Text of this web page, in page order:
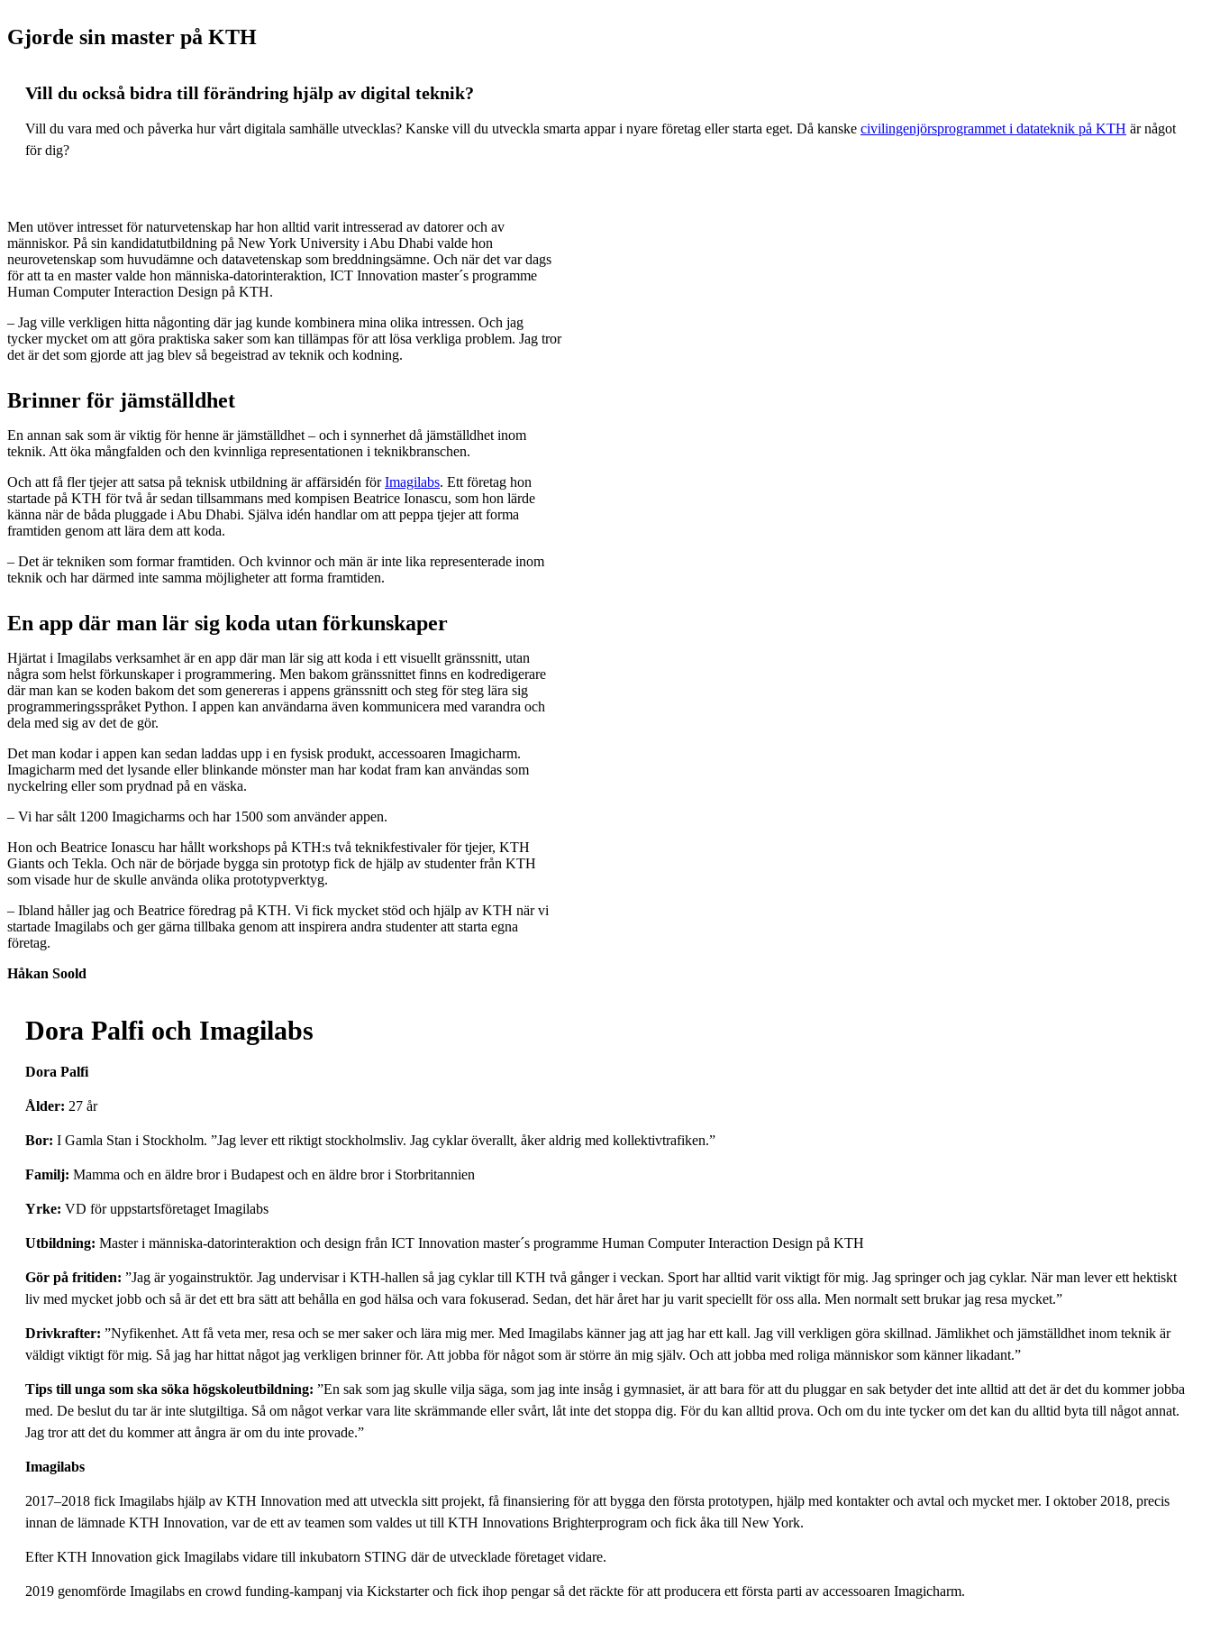
Gjorde sin master på KTH
Vill du också bidra till förändring hjälp av digital teknik?
Vill du vara med och påverka hur vårt digitala samhälle utvecklas? Kanske vill du utveckla smarta appar i nyare företag eller starta eget. Då kanske civilingenjörsprogrammet i datateknik på KTH är något
för dig?
Men utöver intresset för naturvetenskap har hon alltid varit intresserad av datorer och av
människor. På sin kandidatutbildning på New York University i Abu Dhabi valde hon
neurovetenskap som huvudämne och datavetenskap som breddningsämne. Och när det var dags
för att ta en master valde hon människa-datorinteraktion, ICT Innovation master´s programme
Human Computer Interaction Design på KTH.
– Jag ville verkligen hitta någonting där jag kunde kombinera mina olika intressen. Och jag
tycker mycket om att göra praktiska saker som kan tillämpas för att lösa verkliga problem. Jag tror
det är det som gjorde att jag blev så begeistrad av teknik och kodning.
Brinner för jämställdhet
En annan sak som är viktig för henne är jämställdhet – och i synnerhet då jämställdhet inom
teknik. Att öka mångfalden och den kvinnliga representationen i teknikbranschen.
Och att få fler tjejer att satsa på teknisk utbildning är affärsidén förImagilabs. Ett företag hon
startade på KTH för två år sedan tillsammans med kompisen Beatrice Ionascu, som hon lärde
känna när de båda pluggade i Abu Dhabi. Själva idén handlar om att peppa tjejer att forma
framtiden genom att lära dem att koda.
– Det är tekniken som formar framtiden. Och kvinnor och män är inte lika representerade inom
teknik och har därmed inte samma möjligheter att forma framtiden.
En app där man lär sig koda utan förkunskaper
Hjärtat i Imagilabs verksamhet är en app där man lär sig att koda i ett visuellt gränssnitt, utan
några som helst förkunskaper i programmering. Men bakom gränssnittet finns en kodredigerare
där man kan se koden bakom det som genereras i appens gränssnitt och steg för steg lära sig
programmeringsspråket Python. I appen kan användarna även kommunicera med varandra och
dela med sig av det de gör.
Det man kodar i appen kan sedan laddas upp i en fysisk produkt, accessoaren Imagicharm.
Imagicharm med det lysande eller blinkande mönster man har kodat fram kan användas som
nyckelring eller som prydnad på en väska.
– Vi har sålt 1200 Imagicharms och har 1500 som använder appen.
Hon och Beatrice Ionascu har hållt workshops på KTH:s två teknikfestivaler för tjejer, KTH
Giants och Tekla. Och när de började bygga sin prototyp fick de hjälp av studenter från KTH
som visade hur de skulle använda olika prototypverktyg.
– Ibland håller jag och Beatrice föredrag på KTH. Vi fick mycket stöd och hjälp av KTH när vi
startade Imagilabs och ger gärna tillbaka genom att inspirera andra studenter att starta egna
företag.
Håkan Soold
Dora Palfi och Imagilabs
Dora Palfi
Ålder: 27 år
Bor: I Gamla Stan i Stockholm. ”Jag lever ett riktigt stockholmsliv. Jag cyklar överallt, åker aldrig med kollektivtrafiken.”
Familj: Mamma och en äldre bror i Budapest och en äldre bror i Storbritannien
Yrke: VD för uppstartsföretaget Imagilabs
Utbildning: Master i människa-datorinteraktion och design från ICT Innovation master´s programme Human Computer Interaction Design på KTH
Gör på fritiden: ”Jag är yogainstruktör. Jag undervisar i KTH-hallen så jag cyklar till KTH två gånger i veckan. Sport har alltid varit viktigt för mig. Jag springer och jag cyklar. När man lever ett hektiskt
liv med mycket jobb och så är det ett bra sätt att behålla en god hälsa och vara fokuserad. Sedan, det här året har ju varit speciellt för oss alla. Men normalt sett brukar jag resa mycket.”
Drivkrafter: ”Nyfikenhet. Att få veta mer, resa och se mer saker och lära mig mer. Med Imagilabs känner jag att jag har ett kall. Jag vill verkligen göra skillnad. Jämlikhet och jämställdhet inom teknik är
väldigt viktigt för mig. Så jag har hittat något jag verkligen brinner för. Att jobba för något som är större än mig själv. Och att jobba med roliga människor som känner likadant.”
Tips till unga som ska söka högskoleutbildning: ”En sak som jag skulle vilja säga, som jag inte insåg i gymnasiet, är att bara för att du pluggar en sak betyder det inte alltid att det är det du kommer jobba
med. De beslut du tar är inte slutgiltiga. Så om något verkar vara lite skrämmande eller svårt, låt inte det stoppa dig. För du kan alltid prova. Och om du inte tycker om det kan du alltid byta till något annat.
Jag tror att det du kommer att ångra är om du inte provade.”
Imagilabs
2017–2018 fick Imagilabs hjälp av KTH Innovation med att utveckla sitt projekt, få finansiering för att bygga den första prototypen, hjälp med kontakter och avtal och mycket mer. I oktober 2018, precis
innan de lämnade KTH Innovation, var de ett av teamen som valdes ut till KTH Innovations Brighterprogram och fick åka till New York.
Efter KTH Innovation gick Imagilabs vidare till inkubatorn STING där de utvecklade företaget vidare.
2019 genomförde Imagilabs en crowd funding-kampanj via Kickstarter och fick ihop pengar så det räckte för att producera ett första parti av accessoaren Imagicharm.